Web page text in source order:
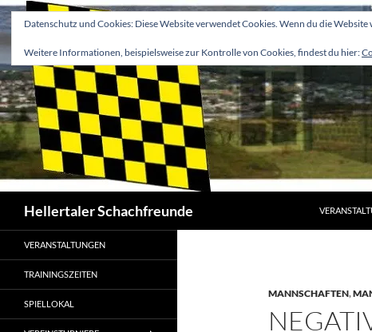
Zum
Inhalt
springen
Hellertaler Schachfreunde
MANNSCHAFTEN,
VERANSTALTUNGEN
TRAININGSZEITEN
SPIELLOKAL
Datenschutz und Cookies: Diese Website verwendet Cookies. Wenn du die
Weitere Informationen, beispielsweise zur Kontrolle von Cookies, findest du hier: